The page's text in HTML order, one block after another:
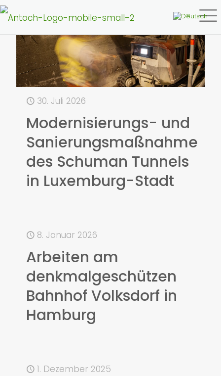
30. Juli 2026
Modernisierungs- und
Sanierungsmaßnahme
des Schuman Tunnels
in Luxemburg-Stadt
8. Januar 2026
Arbeiten am
denkmalgeschützen
Bahnhof Volksdorf in
Hamburg
1. Dezember 2025